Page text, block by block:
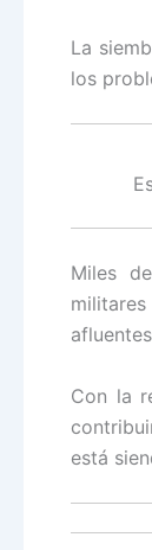
La
los
Miles
militares
Con la
está